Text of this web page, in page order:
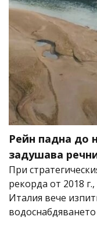
Рейн падна до
задушава
При
рекорда от 2018
Италия вече
водоснабдяването